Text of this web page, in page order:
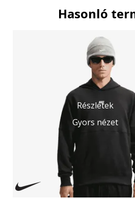
Hasonló
Részletek
Gyors nézet